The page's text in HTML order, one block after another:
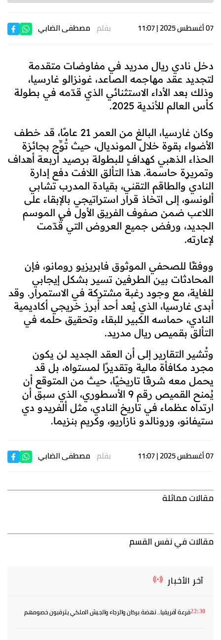
07 أغسطس 2025 | 11:07 بقلم مصطفى الضابي
دخل نادي ريال مدريد في مفاوضات متقدمة
لتجديد عقد مهاجمه الصاعد، غونزالو غارسيا،
وذلك بعد الأداء الاستثنائي الذي قدّمه في بطولة
كأس العالم للأندية 2025.
وكان غارسيا، البالغ من العمر 21 عامًا، قد خطف
الأضواء بقوة خلال المونديال، حيث تُوِّج بجائزة
الحذاء الذهبي كهدافٍ للبطولة برصيد أربعة أهداف
وتمريرٍة حاسمة. هذا التألق اللافت دفع إدارة
النادي والطاقم التقني، بقيادة المدرب تشابي
ألونسو، إلى اتخاذ قرار استراتيجي بالإبقاء على
اللاعب ضمن صفوف الفريق الأول في الموسم
الجديد، ورفض جميع العروض التي قُدّمت
لإعارته.
ووفقًا للصحفي الموثوق فابريزيو رومانو، فإن
المحادثات بين الطرفين تسير بشكل إيجابي
للغاية، مع وجود رغبة مشتركة في الاستمرار. وقد
أبدى غارسيا، الذي يُعد أحد أبرز خريجي أكاديمية
النادي، حماسه الكبير للبقاء وتحقيق حلمه في
التألق بقميص ريال مدريد.
وتُشير التقارير إلى أن العقد الجديد لن يكون
مجرد مكافأة مالية وتقديرًا لمستواه، بل قد
يحمل معه شرفًا تاريخيًا، حيث من المتوقع أن
يُمنح القميص رقم 9 الأسطوري، الذي سبق أن
ارتداه عظماء في تاريخ النادي، مثل ألفريدو دي
ستيفانو، ورونالدو نازاريو، وكريم بنزيما.
07 أغسطس 2025 | 11:07 بقلم مصطفى الضابي
مقالات مماثلة
مقالات في نفس القسم
آخر الأخبار
22:30قرعة أفريقيا.. نهضة بركان والرجاء والجيش الملكي يترقبون خصومهم